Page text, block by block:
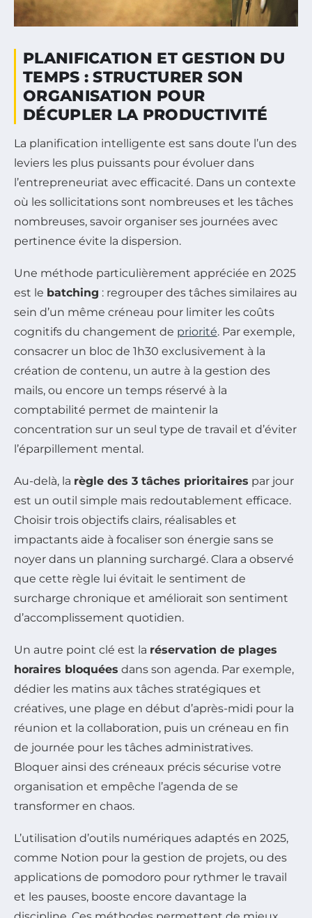
PLANIFICATION ET GESTION DU
TEMPS : STRUCTURER SON
ORGANISATION POUR
DÉCUPLER LA PRODUCTIVITÉ
La planification intelligente est sans doute l’un des
leviers les plus puissants pour évoluer dans
l’entrepreneuriat avec efficacité. Dans un contexte
où les sollicitations sont nombreuses et les tâches
nombreuses, savoir organiser ses journées avec
pertinence évite la dispersion.
Une méthode particulièrement appréciée en 2025
est le batching : regrouper des tâches similaires au
sein d’un même créneau pour limiter les coûts
cognitifs du changement de priorité. Par exemple,
consacrer un bloc de 1h30 exclusivement à la
création de contenu, un autre à la gestion des
mails, ou encore un temps réservé à la
comptabilité permet de maintenir la
concentration sur un seul type de travail et d’éviter
l’éparpillement mental.
Au-delà, la règle des 3 tâches prioritaires par jour
est un outil simple mais redoutablement efficace.
Choisir trois objectifs clairs, réalisables et
impactants aide à focaliser son énergie sans se
noyer dans un planning surchargé. Clara a observé
que cette règle lui évitait le sentiment de
surcharge chronique et améliorait son sentiment
d’accomplissement quotidien.
Un autre point clé est la réservation de plages
horaires bloquées dans son agenda. Par exemple,
dédier les matins aux tâches stratégiques et
créatives, une plage en début d’après-midi pour la
réunion et la collaboration, puis un créneau en fin
de journée pour les tâches administratives.
Bloquer ainsi des créneaux précis sécurise votre
organisation et empêche l’agenda de se
transformer en chaos.
L’utilisation d’outils numériques adaptés en 2025,
comme Notion pour la gestion de projets, ou des
applications de pomodoro pour rythmer le travail
et les pauses, booste encore davantage la